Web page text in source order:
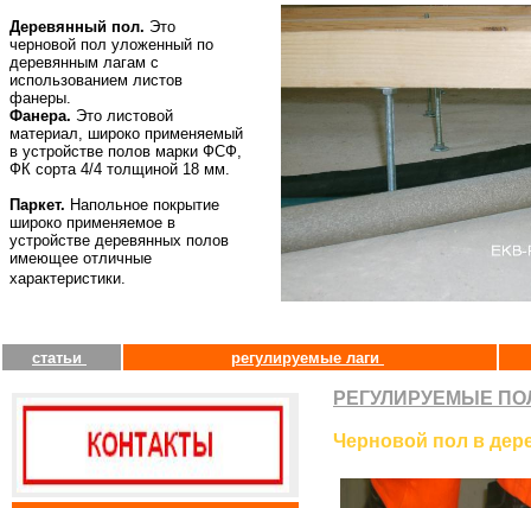
Деревянный пол. Это
черновой пол уложенный по
деревянным лагам с
использованием листов
фанеры.
Фанера. Это листовой
материал, широко применяемый
в устройстве полов марки ФСФ,
ФК сорта 4/4 толщиной 18 мм.
Паркет. Напольное покрытие
широко применяемое в
устройстве деревянных полов
имеющее отличные
характеристики.
статьи регулируемые лаги
РЕГУЛИРУЕМЫЕ
Черновой пол в